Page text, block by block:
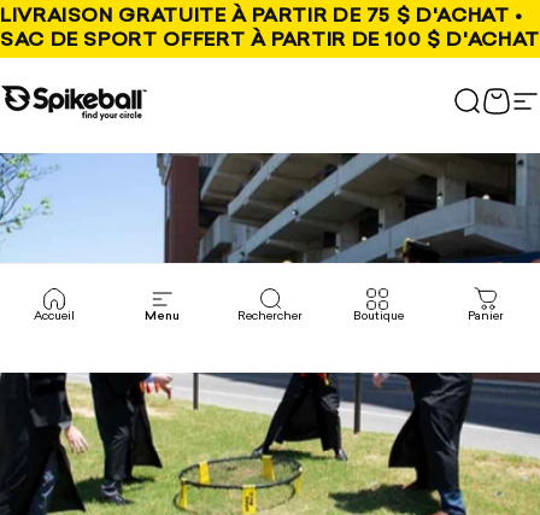
Aller au contenu
LIVRAISON GRATUITE À PARTIR DE 75 $ D'ACHAT •
SAC DE SPORT OFFERT À PARTIR DE 100 $ D'ACHAT
Boutique Spikeball
Accueil Menu Rechercher Boutique Panier